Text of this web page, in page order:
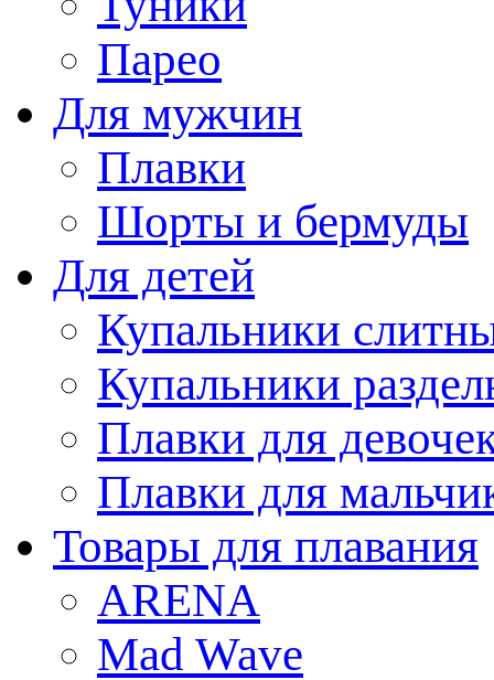
Парео
Для мужчин
Плавки
Шорты и бермуды
Для детей
Купальники
Купальники
Плавки для
Плавки для
Товары для плавания
ARENA
Mad Wave